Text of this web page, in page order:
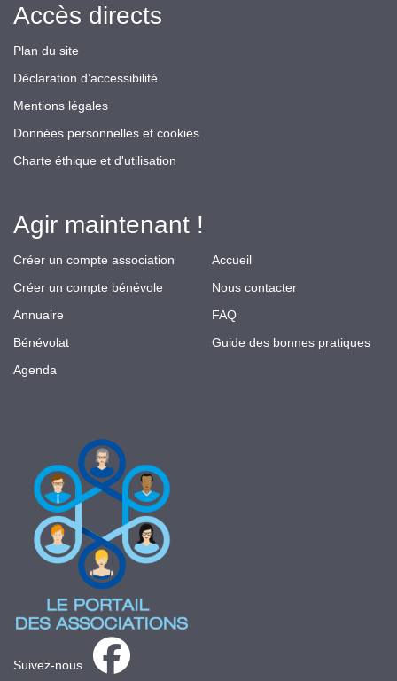
Suivez-nous
Accès directs
Plan du site
Déclaration d’accessibilité
Mentions légales
Données personnelles et cookies
Charte éthique et d'utilisation
Agir maintenant !
Créer un compte association
Créer un compte bénévole
Annuaire
Bénévolat
Agenda
Accueil
Nous contacter
FAQ
Guide des bonnes pratiques